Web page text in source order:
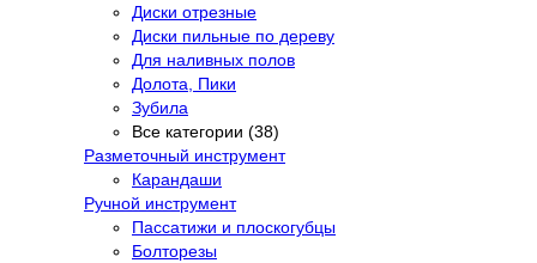
Диски отрезные
Диски пильные по дереву
Для наливных полов
Долота, Пики
Зубила
Все категории (38)
Разметочный инструмент
Карандаши
Ручной инструмент
Пассатижи и плоскогубцы
Болторезы